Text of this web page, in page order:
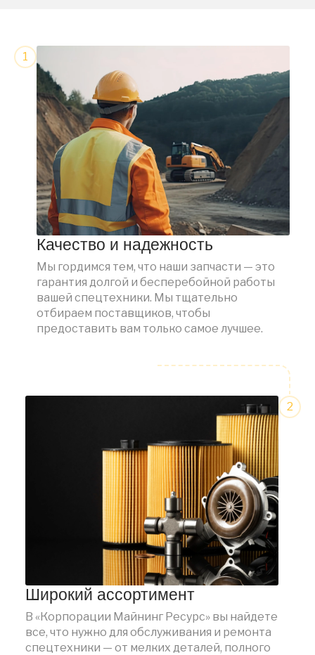
Качество и надежность
Мы гордимся тем, что наши запчасти — это
гарантия долгой и бесперебойной работы
вашей спецтехники. Мы тщательно
отбираем поставщиков, чтобы
предоставить вам только самое лучшее.
Широкий ассортимент
В «Корпорации Майнинг Ресурс» вы найдете
все, что нужно для обслуживания и ремонта
спецтехники — от мелких деталей, полного